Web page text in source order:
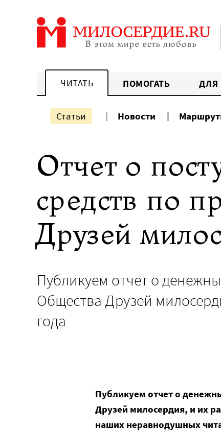
ЧИТАТЬ ПОМОГАТЬ ДЛЯ
Статьи Новости
Отчет о
средств по
Друзей
Публикуем отчет о
Общества Друзей
года
Публикуем отчет о
Друзей милосердия, и их
наших неравнодушных